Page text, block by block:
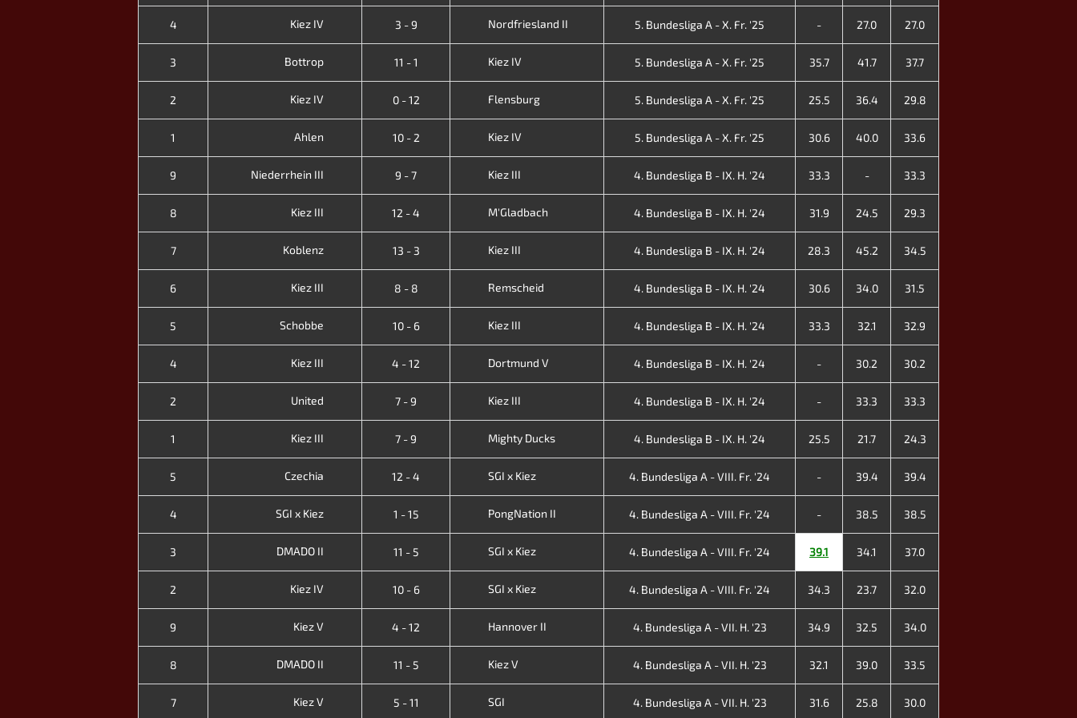
4 Kiez IV 3 - 9 Nordfriesland II 5. Bundesliga A - X. Fr. '25 - 27.0 27.0
3 Bottrop 11 - 1 Kiez IV 5. Bundesliga A - X. Fr. '25 35.7 41.7 37.7
2 Kiez IV 0 - 12 Flensburg 5. Bundesliga A - X. Fr. '25 25.5 36.4 29.8
1 Ahlen 10 - 2 Kiez IV 5. Bundesliga A - X. Fr. '25 30.6 40.0 33.6
9 Niederrhein III 9 - 7 Kiez III 4. Bundesliga B - IX. H. '24 33.3 - 33.3
8 Kiez III 12 - 4 M'Gladbach 4. Bundesliga B - IX. H. '24 31.9 24.5 29.3
7 Koblenz 13 - 3 Kiez III 4. Bundesliga B - IX. H. '24 28.3 45.2 34.5
6 Kiez III 8 - 8 Remscheid 4. Bundesliga B - IX. H. '24 30.6 34.0 31.5
5 Schobbe 10 - 6 Kiez III 4. Bundesliga B - IX. H. '24 33.3 32.1 32.9
4 Kiez III 4 - 12 Dortmund V 4. Bundesliga B - IX. H. '24 - 30.2 30.2
2 United 7 - 9 Kiez III 4. Bundesliga B - IX. H. '24 - 33.3 33.3
1 Kiez III 7 - 9 Mighty Ducks 4. Bundesliga B - IX. H. '24 25.5 21.7 24.3
5 Czechia 12 - 4 SGI x Kiez 4. Bundesliga A - VIII. Fr. '24 - 39.4 39.4
4 SGI x Kiez 1 - 15 PongNation II 4. Bundesliga A - VIII. Fr. '24 - 38.5 38.5
3 DMADO II 11 - 5 SGI x Kiez 4. Bundesliga A - VIII. Fr. '24 39.1 34.1 37.0
2 Kiez IV 10 - 6 SGI x Kiez 4. Bundesliga A - VIII. Fr. '24 34.3 23.7 32.0
9 Kiez V 4 - 12 Hannover II 4. Bundesliga A - VII. H. '23 34.9 32.5 34.0
8 DMADO II 11 - 5 Kiez V 4. Bundesliga A - VII. H. '23 32.1 39.0 33.5
7 Kiez V 5 - 11 SGI 4. Bundesliga A - VII. H. '23 31.6 25.8 30.0